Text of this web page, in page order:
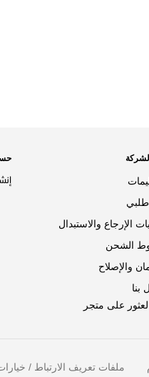
طلبي
الإرجاع والاستبدال
الشحن
والإصلاح
بنا
على متجر
ملفات تعريف الارتباط / خيارات